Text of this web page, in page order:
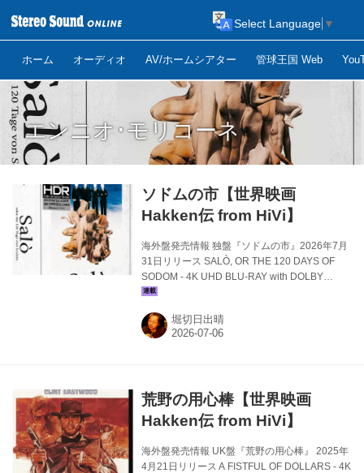
ホーム オーディオ AV/ホームシアター 管球王国 Web
Select Language ▼
エンニオ･モリコーネ
ソドムの市【世界映画
Hakken伝 from HiVi】
海外盤発売情報 独盤『ソドムの市』2026年7月
31日リリース SALÒ, OR THE 120 DAYS OF
SODOM - 4K UHD BLU-RAY with DOLBY
VISION 4K DIGITAL RESTORATION 独インディ
た4K UHD BLU-RAY『ソドムの市』（1975）
リリース･アナウンス。35mmオリジナルカメラ
手書きシリアルナンバー入り限定証明書が付属
するプレミアム...
堀切日出晴
荒野の用心棒【世界映画
Hakken伝 from HiVi】
海外盤発売情報 UK盤『荒野の用心棒』 2025年
4月21日リリース A FISTFUL OF DOLLARS - 4K